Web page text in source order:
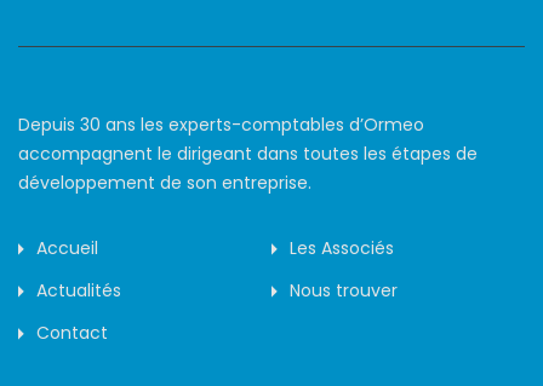
Depuis 30 ans les experts-comptables d’Ormeo
accompagnent le dirigeant dans toutes les étapes de
développement de son entreprise.
Accueil
Les Associés
Actualités
Nous trouver
Contact